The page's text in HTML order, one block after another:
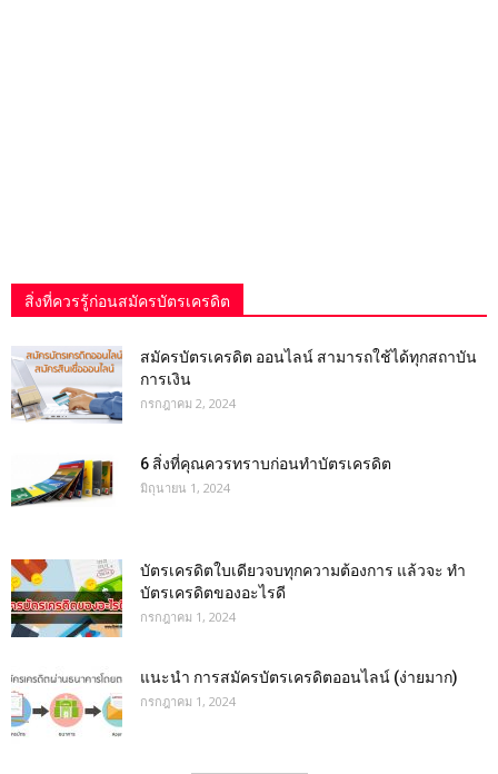
สิ่งที่ควรรู้ก่อนสมัครบัตรเครดิต
สมัครบัตรเครดิต ออนไลน์ สามารถใช้ได้ทุกสถาบัน
การเงิน
กรกฎาคม 2, 2024
6 สิ่งที่คุณควรทราบก่อนทำบัตรเครดิต
มิถุนายน 1, 2024
บัตรเครดิตใบเดียวจบทุกความต้องการ แล้วจะ ทำ
บัตรเครดิตของอะไรดี
กรกฎาคม 1, 2024
แนะนำ การสมัครบัตรเครดิตออนไลน์ (ง่ายมาก)
กรกฎาคม 1, 2024